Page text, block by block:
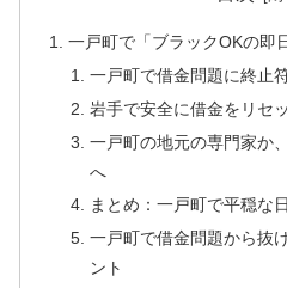
一戸町で「ブラックOKの即
一戸町で借金問題に終止
岩手で安全に借金をリセ
一戸町の地元の専門家か
へ
まとめ：一戸町で平穏な
一戸町で借金問題から抜
ント